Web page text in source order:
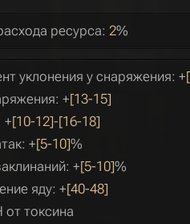
ресурса: 2%
уклонения у снаряжения: +
+[13-15]
+[10-12]-[16-18]
+[5-10]%
+[5-10]%
яду: +[40-48]
от токсина